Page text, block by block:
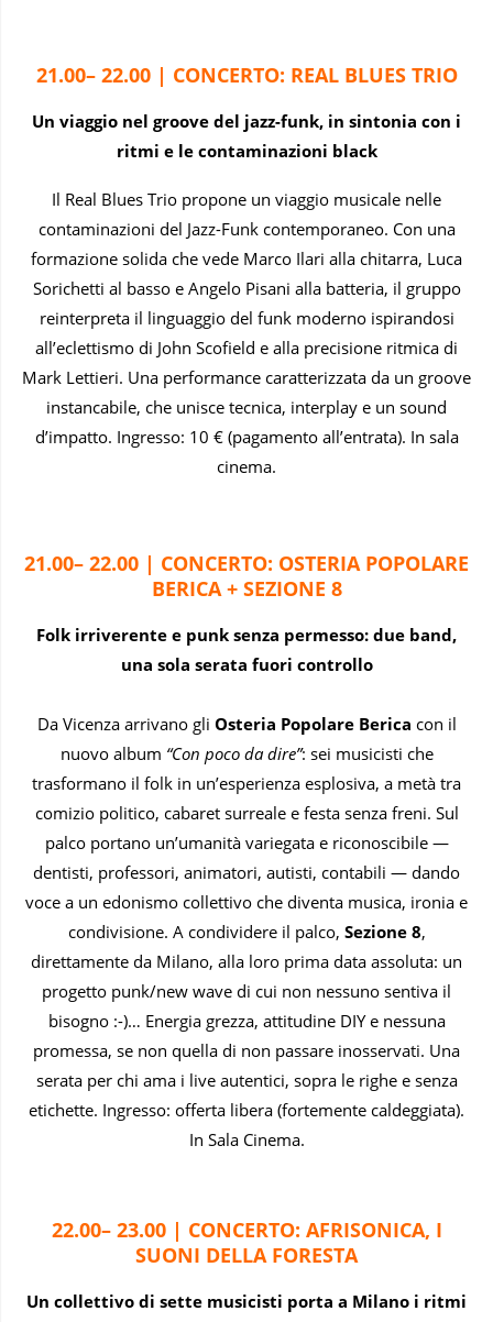
21.00– 22.00 | CONCERTO: REAL BLUES TRIO
Un viaggio nel groove del jazz-funk, in sintonia con i
ritmi e le contaminazioni black
Il Real Blues Trio propone un viaggio musicale nelle
contaminazioni del Jazz-Funk contemporaneo. Con una
formazione solida che vede Marco Ilari alla chitarra, Luca
Sorichetti al basso e Angelo Pisani alla batteria, il gruppo
reinterpreta il linguaggio del funk moderno ispirandosi
all’eclettismo di John Scofield e alla precisione ritmica di
Mark Lettieri. Una performance caratterizzata da un groove
instancabile, che unisce tecnica, interplay e un sound
d’impatto. Ingresso: 10 € (pagamento all’entrata). In sala
cinema.
21.00– 22.00 | CONCERTO: OSTERIA POPOLARE
BERICA + SEZIONE 8
Folk irriverente e punk senza permesso: due band,
una sola serata fuori controllo
Da Vicenza arrivano gli Osteria Popolare Berica con il
nuovo album “Con poco da dire”: sei musicisti che
trasformano il folk in un’esperienza esplosiva, a metà tra
comizio politico, cabaret surreale e festa senza freni. Sul
palco portano un’umanità variegata e riconoscibile —
dentisti, professori, animatori, autisti, contabili — dando
voce a un edonismo collettivo che diventa musica, ironia e
condivisione. A condividere il palco, Sezione 8,
direttamente da Milano, alla loro prima data assoluta: un
progetto punk/new wave di cui non nessuno sentiva il
bisogno :-)… Energia grezza, attitudine DIY e nessuna
promessa, se non quella di non passare inosservati. Una
serata per chi ama i live autentici, sopra le righe e senza
etichette. Ingresso: offerta libera (fortemente caldeggiata).
In Sala Cinema.
22.00– 23.00 | CONCERTO: AFRISONICA, I
SUONI DELLA FORESTA
Un collettivo di sette musicisti porta a Milano i ritmi